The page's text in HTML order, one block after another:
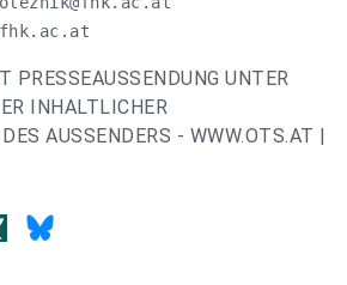
PRESSEAUSSENDUNG UNTER
INHALTLICHER
AUSSENDERS - WWW.OTS.AT |